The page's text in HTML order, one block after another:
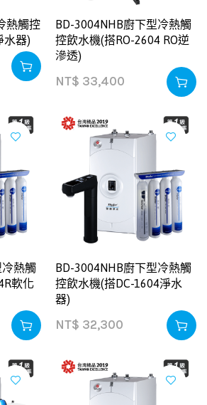
熱觸控
水器)
BD-3004NHB廚下型冷熱觸
控飲水機(搭RO-2604 RO逆
滲透)
NT$ 33,400
熱觸
軟化
BD-3004NHB廚下型冷熱觸
控飲水機(搭DC-1604淨水
器)
NT$ 32,300